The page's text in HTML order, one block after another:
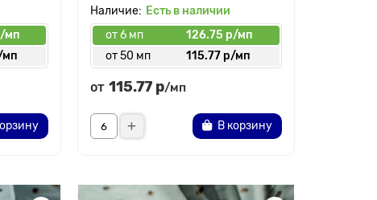
мп
мп
Есть в наличии
от 6 мп
126.75 р/мп
от 50 мп
115.77 р/мп
от 115.77 р/мп
В корзину